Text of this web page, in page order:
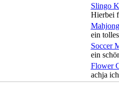
Slingo
Hierbei
ein
Soccer
ein
Flower
achja